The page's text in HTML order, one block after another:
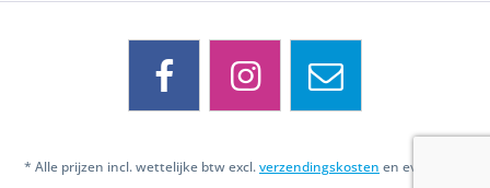
* Alle prijzen incl. wettelijke btw excl.verzendingskosten en eventueel